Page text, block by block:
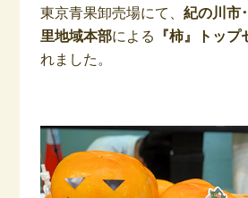
東京青果卸売場にて、 紀の川市･
里地域本部による 『柿』トッ
れました。